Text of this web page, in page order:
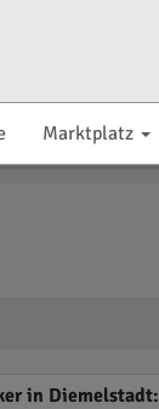
Marktplatz
in Diemelstadt: